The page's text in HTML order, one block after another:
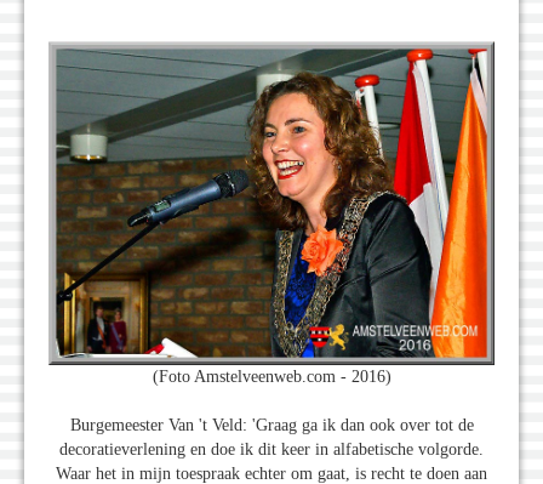
(Foto Amstelveenweb.com - 2016)
Burgemeester Van 't Veld: 'Graag ga ik dan ook over tot de
decoratieverlening en doe ik dit keer in alfabetische volgorde.
Waar het in mijn toespraak echter om gaat, is recht te doen aan